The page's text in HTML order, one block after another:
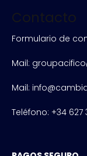
Contacto
Formulario de
Mail:
Mail:
Teléfono: +34 627